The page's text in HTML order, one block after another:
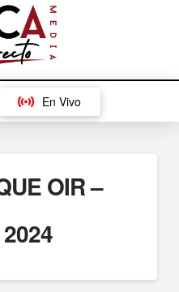
En Vivo
OIR –